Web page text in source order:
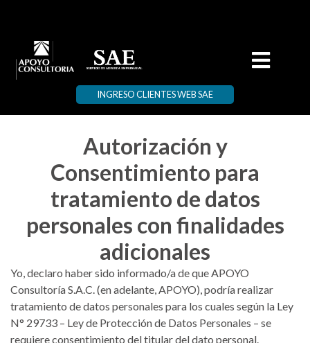
INGRESO CLIENTES WEB SAE
personales con
finalidades adicionales
Autorización y
Consentimiento para
tratamiento de datos
personales con finalidades
adicionales
Yo, declaro haber sido informado/a de que APOYO
Consultoría S.A.C. (en adelante, APOYO), podría realizar
tratamiento de datos personales para los cuales según la Ley
N° 29733 – Ley de Protección de Datos Personales – se
requiere consentimiento del titular del dato personal.